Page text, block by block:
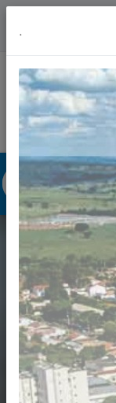
010/
.